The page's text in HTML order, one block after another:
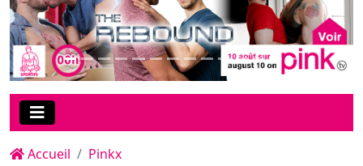
Accueil Pinkx
Le film de la soirée sur PinkX :
"Power Vers", une production
CockyBoys